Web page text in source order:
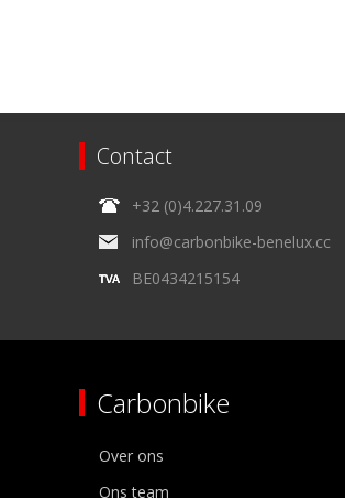
Contact
+32 (0)4.227.31.09
info@carbonbike-benelux.cc
BE0434215154
Carbonbike
Over ons
Ons team